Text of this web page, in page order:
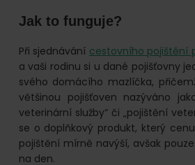
Jak to funguje?
Při sjednávání cestovního pojištění
a vaši rodinu si u dané pojišťovny
svého domácího mazlíčka,
většinou pojišťoven nazýváno
veterinární služby“ či „pojištění
se o doplňkový produkt, který
pojištění mírně navýší, avšak
na den.